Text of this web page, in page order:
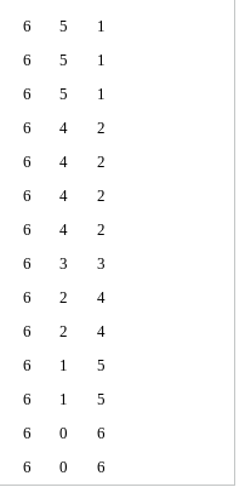
6 5
1
6 5
1
6 5
1
6 4
2
6 4
2
6 4
2
6 4
2
6 3
3
6 2
4
6 2
4
6 1
5
6 1
5
6 0
6
6 0 6